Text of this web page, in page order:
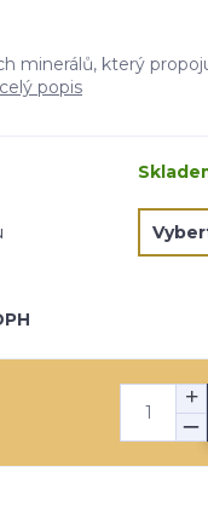
minerálů, který
celý popis